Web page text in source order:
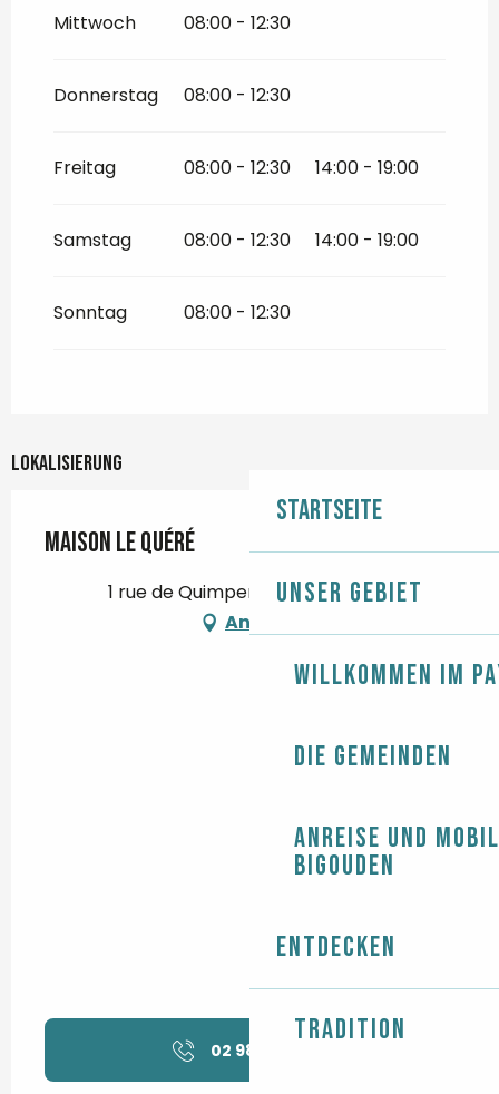
Startseite
Unser Gebiet
Willkommen im
Die Gemeinden
Anreise und
Bigouden
Entdecken
Tradition
Mittwoch 08:00 - 12:30
Donnerstag 08:00 - 12:30
Freitag 08:00 - 12:30 14:00 - 19:00
Samstag 08:00 - 12:30 14:00 - 19:00
Sonntag 08:00 - 12:30
Lokalisierung
Maison Le Quéré
1 rue de Quimper, 29710 Plozévet
Anfahrt
02 98 91 32